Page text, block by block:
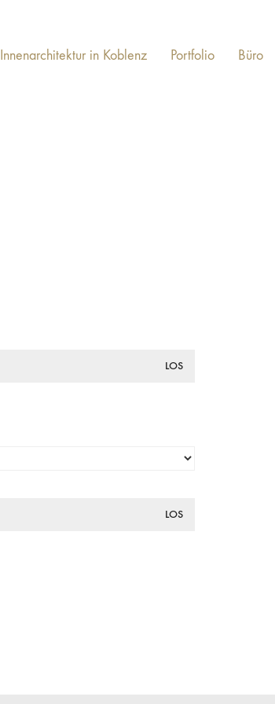
Innenarchitektur in Koblenz Portfolio Büro